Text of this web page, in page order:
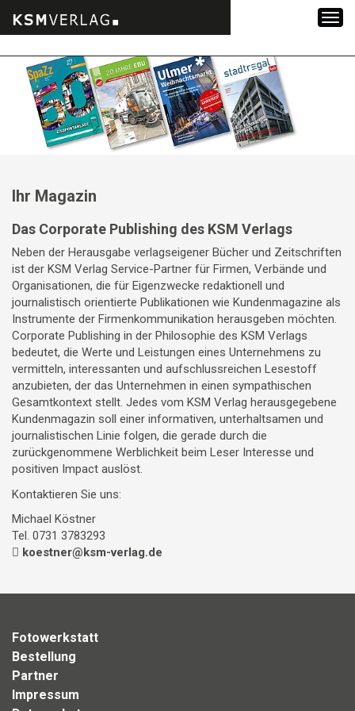
Inhalt
springen
Ihr Magazin
Das Corporate Publishing des KSM Verlags
Neben der Herausgabe verlagseigener Bücher und Zeitschriften
ist der KSM Verlag Service-Partner für Firmen, Verbände und
Organisationen, die für Eigenzwecke redaktionell und
journalistisch orientierte Publikationen wie Kundenmagazine als
Instrumente der Firmenkommunikation herausgeben möchten.
Corporate Publishing in der Philosophie des KSM Verlags
bedeutet, die Werte und Leistungen eines Unternehmens zu
vermitteln, interessanten und aufschlussreichen Lesestoff
anzubieten, der das Unternehmen in einen sympathischen
Gesamtkontext stellt. Jedes vom KSM Verlag herausgegebene
Kundenmagazin soll einer informativen, unterhaltsamen und
journalistischen Linie folgen, die gerade durch die
zurückgenommene Werblichkeit beim Leser Interesse und
positiven Impact auslöst.
Kontaktieren Sie uns:
Michael Köstner
Tel. 0731 3783293
koestner@ksm-verlag.de
Fotowerkstatt
Bestellung
Partner
Impressum